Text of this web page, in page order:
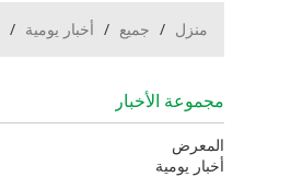
منزل / جميع / أخبار يومية /
مجموعة الأخبار
المعرض
أخبار يومية